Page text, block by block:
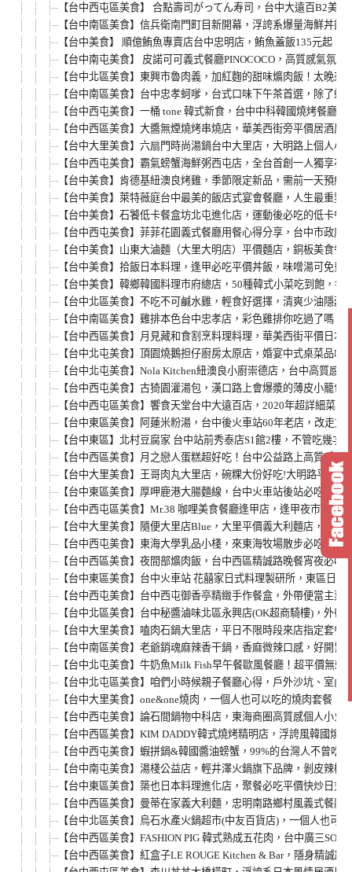
【台中西屯區美食】 合點壽司がってん寿司，台中大遠百B2美
【台中南區美食】信兵衛南門町目新開幕，浮誇系爆量海鮮丼
【台中美食】 順億鮪魚專賣店台中忠明店，鮪魚蓋飯135元起
【台中南屯美食】 皮諾可可義式餐廳PINOCOCO，高質感氣氛
【台中北區美食】東興市魯肉義，加紅麴的甜味爌肉飯！太晚
【台中南區美食】台中忠孝蚵嗲，台式口味下午茶首選，除了
【台中西屯美食】一桶 tone 韓式新食，台中中科韓國燒烤餐廳
【台中西區美食】大醬無煙燒烤串燒店，華美西街旁平價居酒
【台中大里美食】六扇門時尚湯鍋台中大里店，大明路上個人
【台中西屯美食】霸氣螃蟹海鮮粥西屯店，全台首創一人獨享
【台中美食】肯德基紐澳良烤雞，季節限定新品，需前一天預約
【台中美食】萊特薇庭台中最美的飯店式宴會餐廳，人生最重
【台中美食】石饕低卡餐盒坊北屯進化店，運動後必吃的低卡
【台中西屯美食】菲菲花園義式餐廳用餐心得分享，台中市政
【台中美食】山東大滷麵（大里大明店）平價麵店，銅板美食
【台中美食】拾飯日本料理，逢甲必吃平價丼飯，味噌湯可免
【台中美食】韓鄉韓國料理市府總店，50種韓式小菜吃到飽，
【台中北區美食】不吃不可鹹水雞，輕食好選擇，清爽少油隱
【台中南區美食】雞排本色台中忠孝店，彩色雞排你吃過了嗎
【台中西區美食】月見藏和食割烹料理料理，華美西街平價日
【台中北屯美食】頂園燒鵝担仔廚房太原店，婚宴中式桌菜品
【台中北屯美食】Nola Kitchen紐澳良小廚崇德店，台中高質
【台中西屯美食】古猗園灌湯包，漢口路上會爆漿的薄皮小籠
【台中西屯區美食】饗食天堂台中大遠百店，2020年超詳細菜
【台中東區美食】阿蓮米粉湯，台中後火車站60年老店，改走
【台中東區】北村豆腐家 台中站前秀泰店S1館2樓，不管吃幾
【台中西區美食】月之戀人蛋糕超好吃！台中公益路上高質感
【台中大里美食】王哥肉丸大里店，碗粿大份好吃!大明路平價
【台中東區美食】厚呷鹿港大腸麵線，台中火車站後站必吃銅
【台中西屯區美食】Mr.38 咖哩美食餐廳逢甲店，逢甲夜市必
【台中大里美食】隨便大里店Blue，大里平價義大利麵店，
【台中西屯美食】東海大學乳品小棧，來東海牧場散步必吃牛奶
【台中西區美食】夜間部爌肉飯，台中西區精誠路晚餐宵夜必
【台中東區美食】台中火車站 花囍家日式料理製研所，東區日
【台中西屯美食】台中西屯御香亭精緻手作餐盒，外帶便當主
【台中北區美食】台中秘醬滷味北區永興店(OK超商騎樓)，外
【台中大里美食】嗑肉石鍋大里店，平日不限時段來店指定套餐
【台中南區美食】老爺銷魂麻辣香干鍋，香麻微辣口感，好開胃
【台中北屯美食】牛奶魚Milk Fish早午餐歐風餐廳！超平價無
【台中北屯區美食】咱們小時候親子餐廳心得，戶外沙坑、室
【台中大里美食】one&one燒肉，一個人也可以吃的燒肉套餐
【台中西屯美食】論石間鍋物中科店，東海商圈高質感個人小
【台中西區美食】KIM DADDY韓式燒烤精明店，浮誇風韓國燒
【台中西屯美食】蝦拼鍋&韓國醬油螃蟹，99%的台灣人不曾
【台中南屯美食】湯棧公益店，輕井澤火鍋旗下品牌，剝皮辣
【台中東區美食】築也日本料理進化店，聚餐必吃平價快炒日
【台中西區美食】曼蒂在家義大利麵，忠明南路鄉村風義式餐
【台中北區美食】烏石水產火鍋超市(中友百貨店)，一個人也
【台中西區美食】FASHION PIG 韓式熟成五花肉，台中廣三
【台中西區美食】紅盒子LE ROUGE Kitchen & Bar，隱身精誠